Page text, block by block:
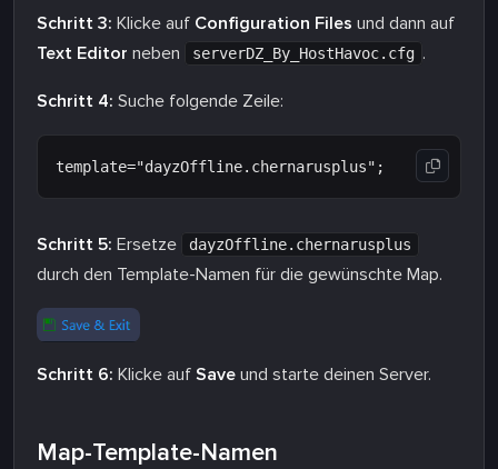
Schritt 3: Klicke auf Configuration Files und dann auf
Text Editor neben serverDZ_By_HostHavoc.cfg .
Schritt 4: Suche folgende Zeile:
Schritt 5: Ersetze dayzOffline.chernarusplus
durch den Template-Namen für die gewünschte Map.
Schritt 6: Klicke auf Save und starte deinen Server.
Map-Template-Namen